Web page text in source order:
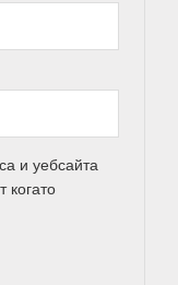
и уебсайта
когато